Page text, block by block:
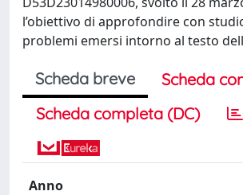
l’obiettivo di approfondire con
problemi emersi intorno al testo
Scheda breve
Scheda
Scheda completa (DC)
Anno